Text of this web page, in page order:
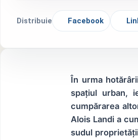
Distribuie Facebook
În urma
spațiul urban,
cumpărarea
Alois Landi a
sudul